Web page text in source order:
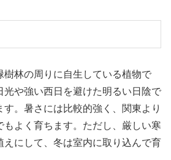
樹林の周りに自生している植物で
光や強い西日を避けた明るい日陰で
。暑さには比較的強く、関東より
もよく育ちます。ただし、厳しい寒
えにして、冬は室内に取り込んで育